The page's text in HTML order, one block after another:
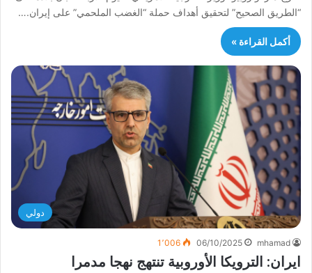
“الطريق الصحيح” لتحقيق أهداف حملة “الغضب الملحمي” على إيران.…
أكمل القراءة »
دولي
mhamad
06/10/2025 1٬006
ايران: الترويكا الأوروبية تنتهج نهجا مدمرا